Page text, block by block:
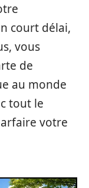
court délai,
vous
de
au monde
tout le
votre